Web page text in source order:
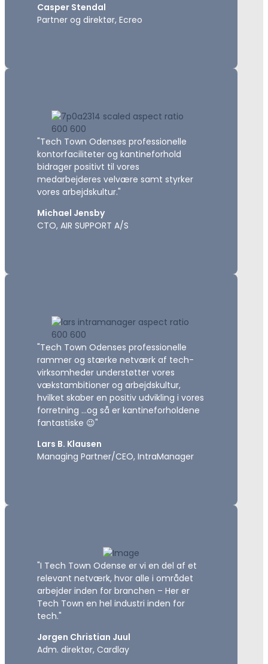
Casper Stendal
Partner og direktør, Ecreo
"Tech Town Odenses professionelle
kontorfaciliteter og kantineforhold
bidrager positivt til vores
medarbejderes velvære samt styrker
vores arbejdskultur."
Michael Jensby
CTO, AIR SUPPORT A/S
"Tech Town Odenses professionelle
rammer og stærke netværk af tech-
virksomheder understøtter vores
vækstambitioner og arbejdskultur,
hvilket skaber en positiv udvikling i vores
forretning …og så er kantineforholdene
fantastiske 😉"
Lars B. Klausen
Managing Partner/CEO, IntraManager
"I Tech Town Odense er vi en del af et
relevant netværk, hvor alle i området
arbejder inden for branchen – Her er
Tech Town en hel industri inden for
tech."
Jørgen Christian Juul
Adm. direktør, Cardlay